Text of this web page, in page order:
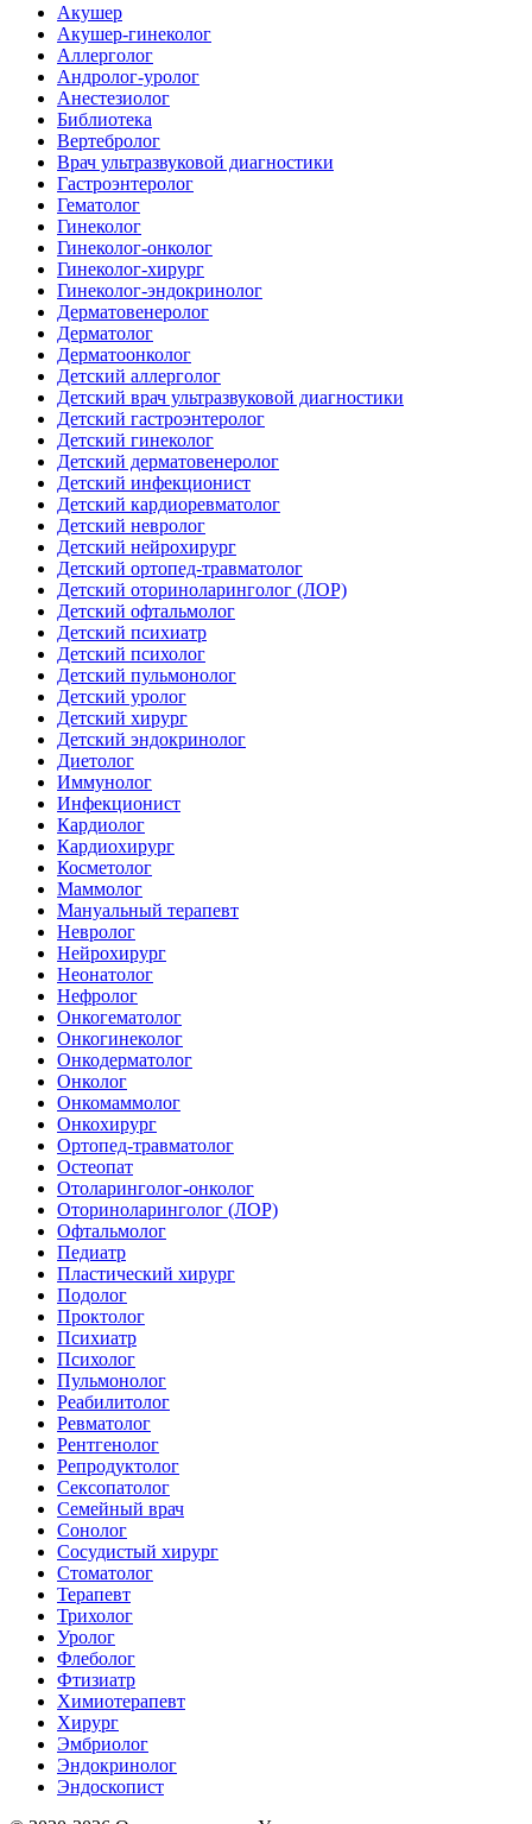
Акушер
Акушер-гинеколог
Аллерголог
Андролог-уролог
Анестезиолог
Библиотека
Вертебролог
Врач ультразвуковой диагностики
Гастроэнтеролог
Гематолог
Гинеколог
Гинеколог-онколог
Гинеколог-хирург
Гинеколог-эндокринолог
Дерматовенеролог
Дерматолог
Дерматоонколог
Детский аллерголог
Детский врач ультразвуковой диагностики
Детский гастроэнтеролог
Детский гинеколог
Детский дерматовенеролог
Детский инфекционист
Детский кардиоревматолог
Детский невролог
Детский нейрохирург
Детский ортопед-травматолог
Детский оториноларинголог (ЛОР)
Детский офтальмолог
Детский психиатр
Детский психолог
Детский пульмонолог
Детский уролог
Детский хирург
Детский эндокринолог
Диетолог
Иммунолог
Инфекционист
Кардиолог
Кардиохирург
Косметолог
Маммолог
Мануальный терапевт
Невролог
Нейрохирург
Неонатолог
Нефролог
Онкогематолог
Онкогинеколог
Онкодерматолог
Онколог
Онкомаммолог
Онкохирург
Ортопед-травматолог
Остеопат
Отоларинголог-онколог
Оториноларинголог (ЛОР)
Офтальмолог
Педиатр
Пластический хирург
Подолог
Проктолог
Психиатр
Психолог
Пульмонолог
Реабилитолог
Ревматолог
Рентгенолог
Репродуктолог
Сексопатолог
Семейный врач
Сонолог
Сосудистый хирург
Стоматолог
Терапевт
Трихолог
Уролог
Флеболог
Фтизиатр
Химиотерапевт
Хирург
Эмбриолог
Эндокринолог
Эндоскопист